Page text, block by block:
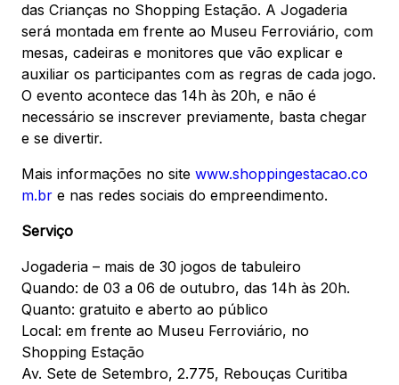
das Crianças no Shopping Estação. A Jogaderia
será montada em frente ao Museu Ferroviário, com
mesas, cadeiras e monitores que vão explicar e
auxiliar os participantes com as regras de cada jogo.
O evento acontece das 14h às 20h, e não é
necessário se inscrever previamente, basta chegar
e se divertir.
Mais informações no site www.shoppingestacao.co
m.br e nas redes sociais do empreendimento.
Serviço
Jogaderia – mais de 30 jogos de tabuleiro
Quando: de 03 a 06 de outubro, das 14h às 20h.
Quanto: gratuito e aberto ao público
Local: em frente ao Museu Ferroviário, no
Shopping Estação
Av. Sete de Setembro, 2.775, Rebouças Curitiba